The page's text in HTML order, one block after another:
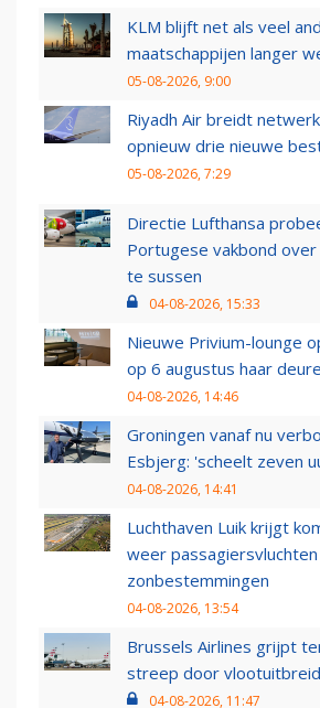
KLM blijft net als veel
maatschappijen langer
05-08-2026, 9:00
Riyadh Air breidt
opnieuw drie nieuwe
05-08-2026, 7:29
Directie Lufthansa
Portugese vakbond
te sussen
04-08-2026, 15:33
Nieuwe Privium-lounge
op 6 augustus haar
04-08-2026, 14:46
Groningen vanaf nu
Esbjerg: 'scheelt zeven
04-08-2026, 14:41
Luchthaven Luik krijgt
weer
zonbestemmingen
04-08-2026, 13:54
Brussels Airlines grijpt
streep door
04-08-2026, 11:47